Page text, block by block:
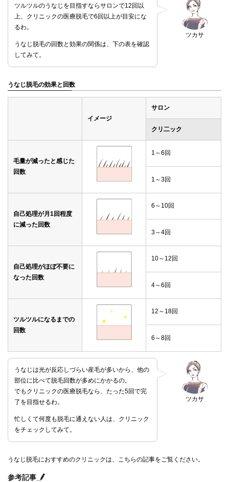
ツカサ
ツルツルのうなじを目指すならサロンで12回以
上、クリニックの医療脱毛で6回以上が目安にな
るわ。
うなじ脱毛の回数と効果の関係は、下の表を確認
してみて。
うなじ脱毛の効果と回数
イメージ
サロン
クリ二ック
毛量が減ったと感じた
回数
1～6回
1～3回
自己処理が月1回程度
に減った回数
6～10回
3～4回
自己処理がほぼ不要に
なった回数
10～12回
4～6回
ツルツルになるまでの
回数
12～18回
6～8回
ツカサ
うなじは光が反応しづらい産毛が多いから、他の
部位に比べて脱毛回数が多めにかかるの。
でもクリニックの医療脱毛なら、たった5回で完
了を目指せるわ。
忙しくて何度も脱毛に通えない人は、クリニック
をチェックしてみて。
うなじ脱毛におすすめのクリニックは、こちらの記事をご覧ください。
参考記事